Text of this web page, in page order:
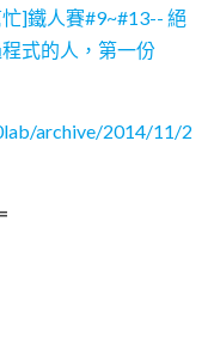
]鐵人賽#9~#13-- 絕
式的人，第一份
archive/2014/11/2